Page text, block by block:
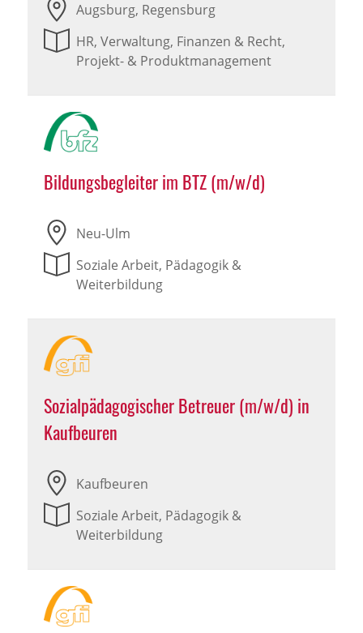
Augsburg, Regensburg
HR, Verwaltung, Finanzen & Recht,
Projekt- & Produktmanagement
Bildungsbegleiter im BTZ (m/w/d)
Neu-Ulm
Soziale Arbeit, Pädagogik &
Weiterbildung
Sozialpädagogischer Betreuer (m/w/d) in
Kaufbeuren
Kaufbeuren
Soziale Arbeit, Pädagogik &
Weiterbildung